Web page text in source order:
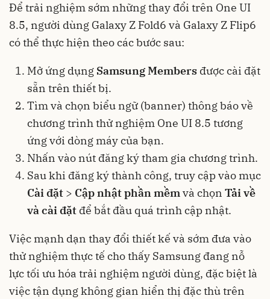
Để trải nghiệm sớm những thay đổi trên One UI
8.5, người dùng Galaxy Z Fold6 và Galaxy Z Flip6
có thể thực hiện theo các bước sau:
Mở ứng dụng Samsung Members được cài đặt
sẵn trên thiết bị.
Tìm và chọn biểu ngữ (banner) thông báo về
chương trình thử nghiệm One UI 8.5 tương
ứng với dòng máy của bạn.
Nhấn vào nút đăng ký tham gia chương trình.
Sau khi đăng ký thành công, truy cập vào mục
Cài đặt > Cập nhật phần mềmvà chọn Tải về
và cài đặt để bắt đầu quá trình cập nhật.
Việc mạnh dạn thay đổi thiết kế và sớm đưa vào
thử nghiệm thực tế cho thấy Samsung đang nỗ
lực tối ưu hóa trải nghiệm người dùng, đặc biệt là
việc tận dụng không gian hiển thị đặc thù trên